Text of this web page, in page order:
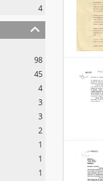
4
98
45
4
3
3
2
1
1
1